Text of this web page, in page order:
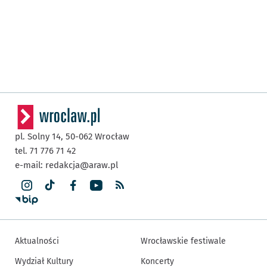
pl. Solny 14, 50-062 Wrocław
tel. 71 776 71 42
e-mail: redakcja@araw.pl
Aktualności
Wydział Kultury
Wrocławskie festiwale
Koncerty